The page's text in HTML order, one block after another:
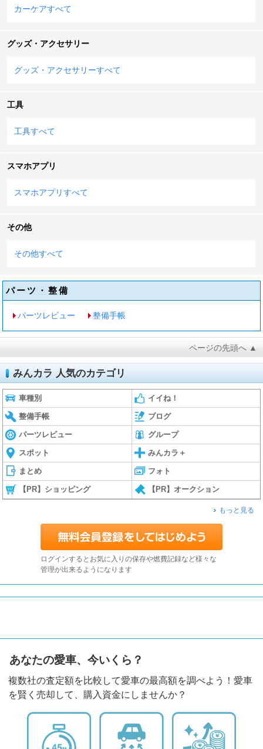
カーケアすべて
グッズ・アクセサリー
グッズ・アクセサリーすべて
工具
工具すべて
スマホアプリ
スマホアプリすべて
その他
その他すべて
パーツ・整備
パーツレビュー 整備手帳
ページの先頭へ ▲
みんカラ 人気のカテゴリ
車種別 イイね！
整備手帳 ブログ
パーツレビュー グループ
スポット みんカラ＋
まとめ フォト
【PR】ショッピング 【PR】オークション
もっと見る
ログインするとお気に入りの保存や燃費記録など様々な
管理が出来るようになります
あなたの愛車、今いくら？
複数社の査定額を比較して愛車の最高額を調べよう！愛車
を賢く売却して、購入資金にしませんか？